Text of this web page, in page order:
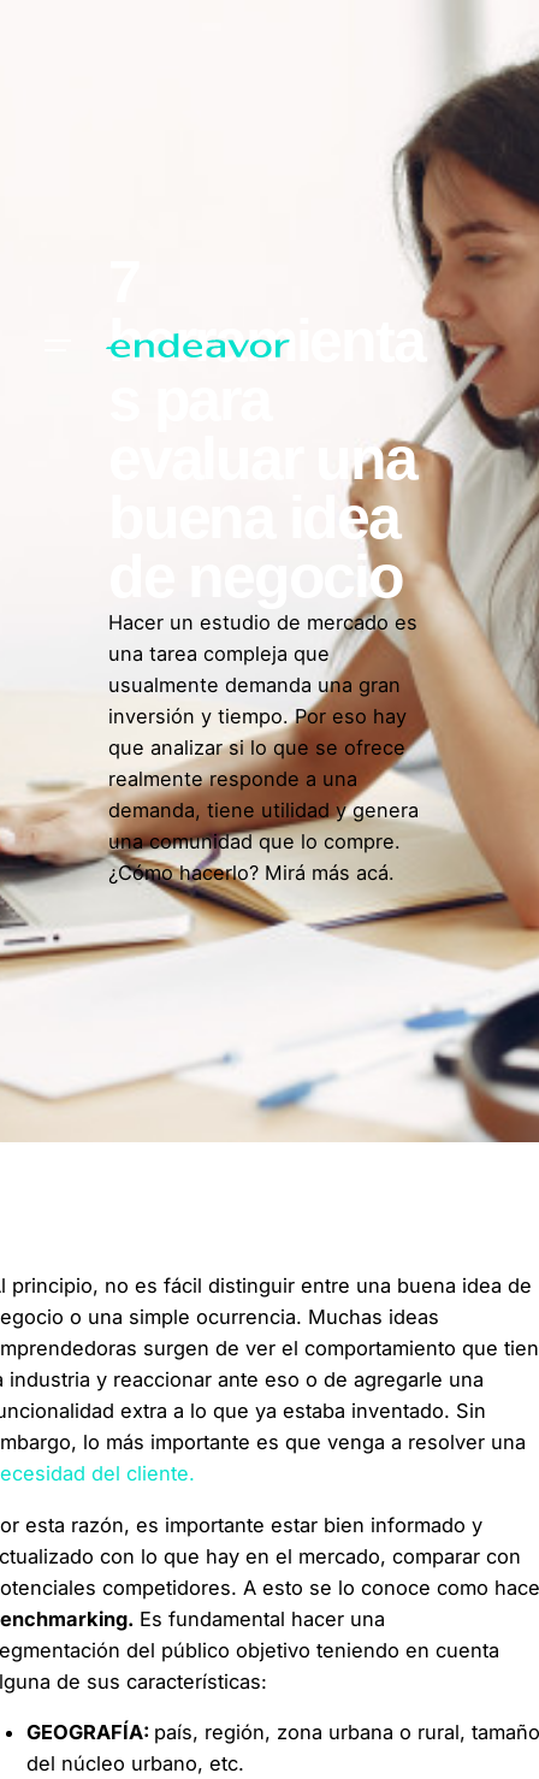
herramienta
evaluar una
buena idea
de negocio
Hacer un estudio de mercado es
una tarea compleja que
usualmente demanda una gran
inversión y tiempo. Por eso hay
que analizar si lo que se ofrece
realmente responde a una
demanda, tiene utilidad y genera
una comunidad que lo compre.
¿Cómo hacerlo? Mirá más acá.
principio, no es fácil distinguir entre una buena idea de
o una simple ocurrencia. Muchas ideas
surgen de ver el comportamiento que
industria y reaccionar ante eso o de agregarle una
extra a lo que ya estaba inventado. Sin
lo más importante es que venga a resolver una
del cliente.
esta razón, es importante estar bien informado y
con lo que hay en el mercado, comparar con
competidores. A esto se lo conoce como
Es fundamental hacer una
del público objetivo teniendo en cuenta
de sus características:
GEOGRAFÍA: país, región, zona urbana o rural, tamaño
del núcleo urbano, etc.